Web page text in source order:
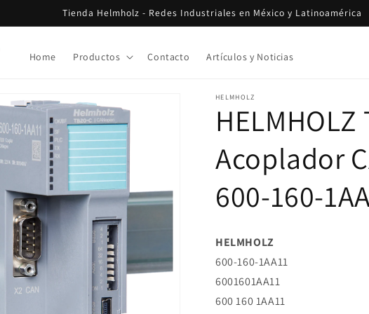
Tienda Helmholz - Redes Industriales en México y Latinoamérica
Home Productos Contacto Artículos y Noticias
HELMHOLZ
HELMHOLZ
Acoplador
600-160-
HELMHOLZ
600-160-1AA11
6001601AA11
600 160 1AA11